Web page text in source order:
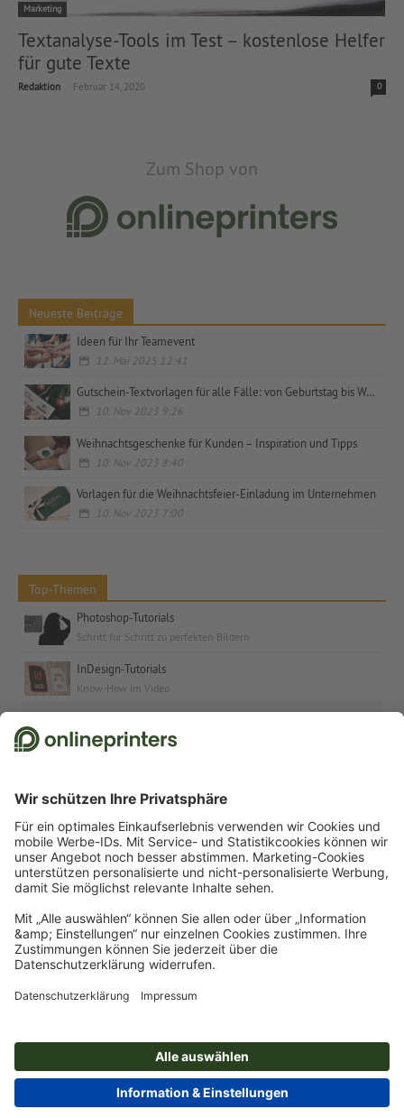
Marketing
Textanalyse-Tools im Test – kostenlose Helfer
für gute Texte
Redaktion Februar 14, 2020 0
Zum Shop von
Neueste Beiträge
Ideen für Ihr Teamevent
12. Mai 2025 12:41
Gutschein-Textvorlagen für alle Fälle: von Geburtstag bis Weihnachten, privat und geschäftlich
10. Nov 2023 9:26
Weihnachtsgeschenke für Kunden – Inspiration und Tipps
10. Nov 2023 8:40
Vorlagen für die Weihnachtsfeier-Einladung im Unternehmen
10. Nov 2023 7:00
Top-Themen
Photoshop-Tutorials
Schritt für Schritt zu perfekten Bildern
InDesign-Tutorials
Know-How im Video
Schriften und Schrift-Tutorials für jeden Anlass
© 2026onlineprinters.at MAGAZIN
Impressum | Datenschutz
Unsere Essentials: Immer die
Planen Sie voraus und setzen Sie auf unsere Essentials! Sie
erhalten Ihre Lieblingsprodukte in Top-Qualität zu den besten
Preisen